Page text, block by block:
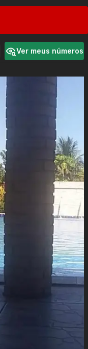
Ver meus números